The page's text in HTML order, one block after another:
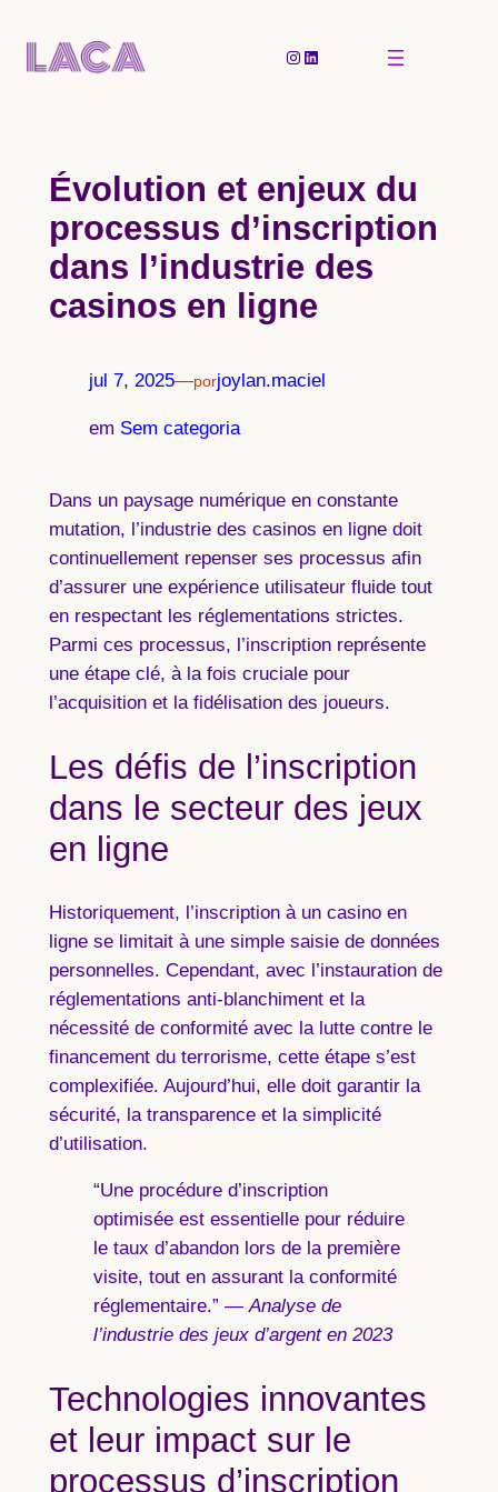
para
Instagram
LinkedIn
Évolution et enjeux du
processus d’inscription
dans l’industrie des
casinos en ligne
jul 7, 2025—porjoylan.maciel
em Sem categoria
Dans un paysage numérique en constante
mutation, l’industrie des casinos en ligne doit
continuellement repenser ses processus afin
d’assurer une expérience utilisateur fluide tout
en respectant les réglementations strictes.
Parmi ces processus, l’inscriptionreprésente
une étape clé, à la fois cruciale pour
l’acquisition et la fidélisation des joueurs.
Les défis de l’inscription
dans le secteur des jeux
en ligne
Historiquement, l’inscription à un casino en
ligne se limitait à une simple saisie de données
personnelles. Cependant, avec l’instauration de
réglementations anti-blanchiment et la
nécessité de conformité avec la lutte contre le
financement du terrorisme, cette étape s’est
complexifiée. Aujourd’hui, elle doit garantir la
sécurité, la transparence et la simplicité
d’utilisation.
“Une procédure d’inscription
optimisée est essentielle pour réduire
le taux d’abandon lors de la première
visite, tout en assurant la conformité
réglementaire.” —Analyse de
l’industrie des jeux d’argent en 2023
Technologies innovantes
et leur impact sur le
processus d’inscription